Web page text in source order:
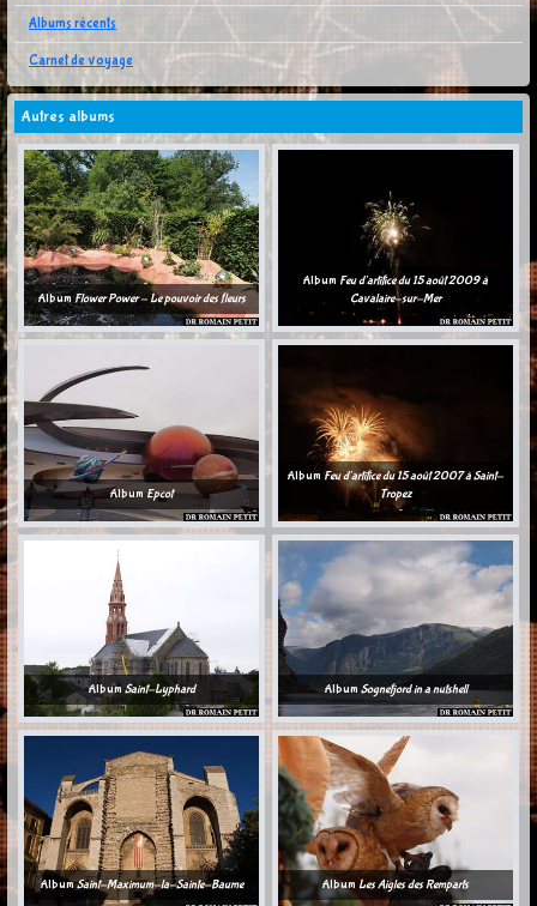
Albums récents
Carnet de voyage
Autres albums
Album Flower Power - Le pouvoir des fleurs
Album Feu d'artifice du 15 août 2009 à
Cavalaire-sur-Mer
AlbumEpcot
Album Feu d'artifice du 15 août 2007 à Saint-
Tropez
AlbumSaint-Lyphard Album Sognefjord in a nutshell
AlbumSaint-Maximum-la-Sainte-Baume Album Les Aigles des Remparts